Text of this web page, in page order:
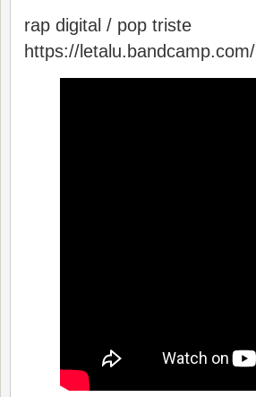
rap digital / pop triste
https://letalu.bandcamp.com/